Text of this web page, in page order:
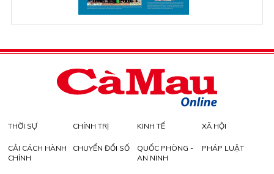
THỜI SỰ CHÍNH TRỊ KINH TẾ XÃ HỘI
CẢI CÁCH HÀNH
CHÍNH
CHUYỂN ĐỔI SỐ
QUỐC PHÒNG -
AN NINH
PHÁP LUẬT